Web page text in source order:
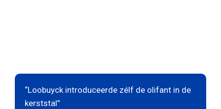
“Loobuyck introduceerde zélf de olifant in de
kerststal”